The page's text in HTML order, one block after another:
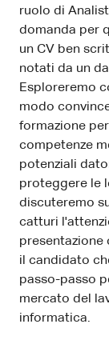
ruolo di
domanda per
un CV ben
notati da un
Esploreremo
modo
formazione
competenze
potenziali
proteggere le
discuteremo
catturi
presentazione
il candidato
passo-passo
mercato del
informatica.